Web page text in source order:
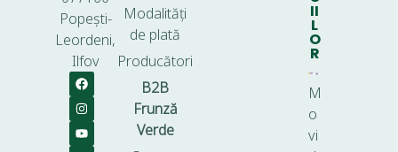
Popești-
Leordeni,
Ilfov
Modalități
de plată
Producători
B2B
Frunză
Verde
II
L
O
R
M
o
vi